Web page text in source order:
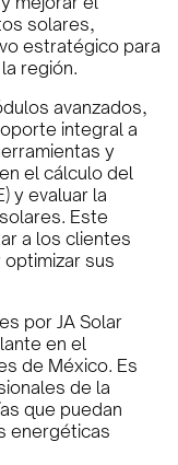
solares,
estratégico para
región.
avanzados,
integral a
y
el cálculo del
y evaluar la
Este
a los clientes
sus
por JA Solar
en el
de México. Es
de la
que puedan
energéticas